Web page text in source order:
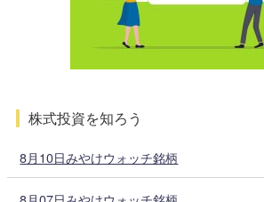
株式投資を知ろう
8月10日みやけウォッチ銘柄